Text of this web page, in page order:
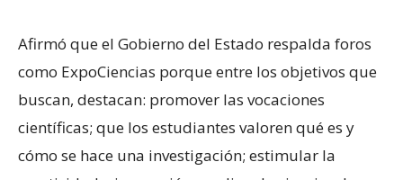
Afirmó que el Gobierno del Estado respalda foros
como ExpoCiencias porque entre los objetivos que
buscan, destacan: promover las vocaciones
científicas; que los estudiantes valoren qué es y
cómo se hace una investigación; estimular la